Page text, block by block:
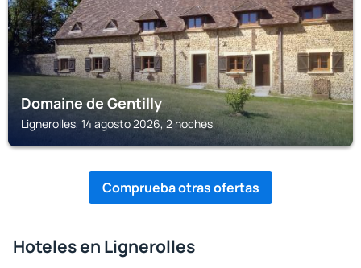
Domaine de Gentilly
Lignerolles, 14 agosto 2026, 2 noches
Comprueba otras ofertas
Hoteles en Lignerolles